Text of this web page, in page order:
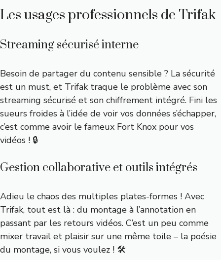
Les usages professionnels de Trifak
Streaming sécurisé interne
Besoin de partager du contenu sensible ? La sécurité
est un must, et Trifak traque le problème avec son
streaming sécurisé et son chiffrement intégré. Fini les
sueurs froides à l’idée de voir vos données s’échapper,
c’est comme avoir le fameux Fort Knox pour vos
vidéos ! 🔒
Gestion collaborative et outils intégrés
Adieu le chaos des multiples plates-formes ! Avec
Trifak, tout est là : du montage à l’annotation en
passant par les retours vidéos. C’est un peu comme
mixer travail et plaisir sur une même toile – la poésie
du montage, si vous voulez ! 🛠️